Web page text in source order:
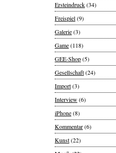
Ersteindruck(34)
Freispiel(9)
Galerie(3)
Game(118)
GEE-Shop(5)
Gesellschaft(24)
Import(3)
Interview(6)
iPhone(8)
Kommentar(6)
Kunst(22)